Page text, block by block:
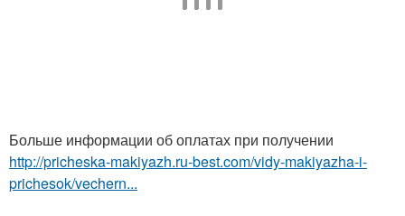
Больше информации об оплатах при получении
http://pricheska-makiyazh.ru-best.com/vidy-makiyazha-i-
prichesok/vechern...